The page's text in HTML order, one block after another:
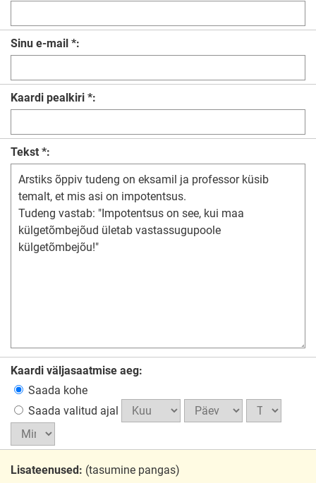
Sinu e-mail *:
Kaardi pealkiri *:
Tekst *:
Kaardi väljasaatmise aeg:
Saada kohe
Saada valitud ajal
Lisateenused: (tasumine pangas)